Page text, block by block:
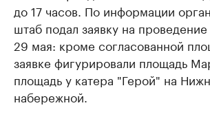
до 17 часов. По информации
штаб подал заявку на
29 мая: кроме согласованной
заявке фигурировали площадь
площадь у катера "Герой" на
набережной.